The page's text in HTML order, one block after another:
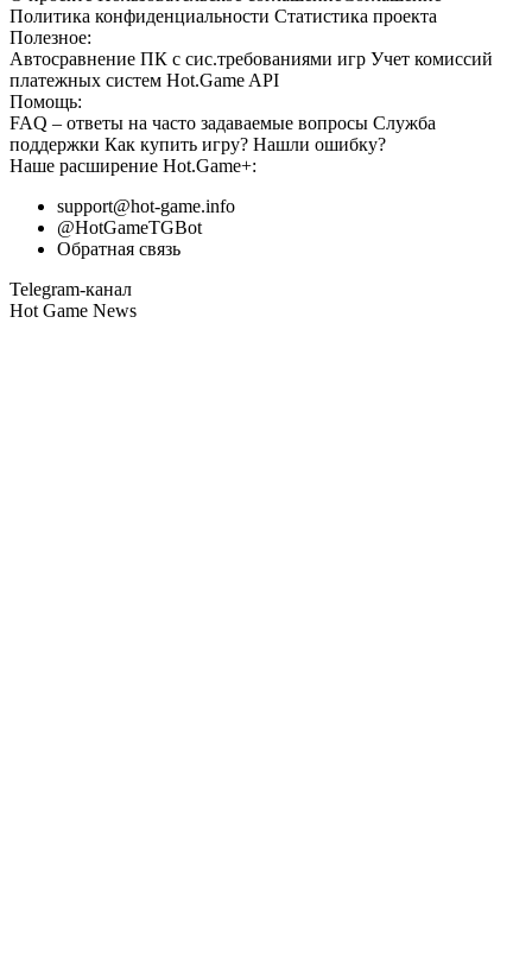
Политика конфиденциальности Статистика проекта
Полезное:
Автосравнение ПК с сис.требованиями игр Учет комиссий
платежных систем Hot.Game API
Помощь:
FAQ – ответы на часто задаваемые вопросы Служба
поддержки Как купить игру? Нашли ошибку?
Наше расширение Hot.Game+:
support@hot-game.info
@HotGameTGBot
Обратная связь
Telegram-канал
Hot Game News